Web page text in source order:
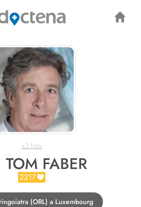
+2 foto
TOM FABER
2217
(ORL) a Luxembourg